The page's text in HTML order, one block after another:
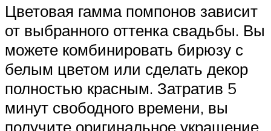
Цветовая гамма помпонов зависит
от выбранного оттенка свадьбы. Вы
можете комбинировать бирюзу с
белым цветом или сделать декор
полностью красным. Затратив 5
минут свободного времени, вы
получите оригинальное украшение